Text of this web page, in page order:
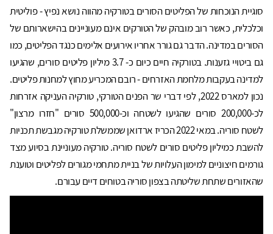
סוגיית הנוכחות של הפליטים הסורים בטורקיה מהווה נושא נפיץ - פוליטית
וכלכלית, כאשר רוב מובהק של הטורקים אינם מעוניינים בהישארותם של
הסורים במדינה. הדבר גם גורר אחריו אירועים אלימים כנגד הפליטים, כמו
גם ביטויי גזענות. בטורקיה חיים כיום כ- 3.7 מיליון פליטים סורים, שהגיעו
למדינה בעקבות מלחמת האזרחים - רובם המכריע מחוץ למחנות פליטים.
נכון למארס 2022, לפי דברי שר הפנים הטורקי, טורקיה העניקה אזרחות
לכ-200,000 סורים שהגיעו לשטחה וכ-500,000 סורים "חזרו מרצון"
לשטח סוריה. במאי 2022 הכריז ארדואן שממשלת טורקיה מגבשת תכניות
להשבת כמיליון פליטים סורים לשטח סוריה. טורקיה מעוניינת בסיוע מצד
גורמים חיצוניים למימון העלויות של בניית מתחמי מגורים לפליטים וטוענת
שהאזורים שתחת שליטתה בצפון סוריה בטוחים דיים עבורם.